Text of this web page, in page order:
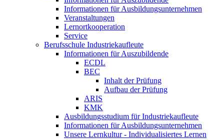
Informationen für Ausbildungsunternehmen
Veranstaltungen
Lernortkooperation
Service
Berufsschule Industriekaufleute
Informationen für Auszubildende
ECDL
BEC
Inhalt der Prüfung
Aufbau der Prüfung
ARIS
KMK
Ausbildungsstudium für Industriekaufleute
Informationen für Ausbildungsunternehmen
Unsere Lernkultur - Individualisiertes Lernen